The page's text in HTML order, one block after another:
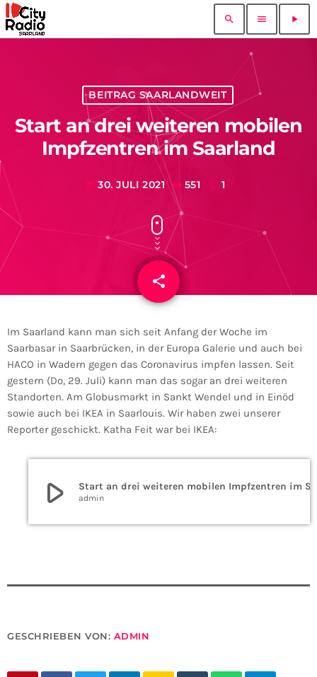
search menu play_arrow
BEITRAG SAARLANDWEIT
Start an drei weiteren mobilen
Impfzentren im Saarland
today 30. JULI 2021 551 1
share
email
Im Saarland kann man sich seit Anfang der Woche im
Saarbasar in Saarbrücken, in der Europa Galerie und auch bei
HACO in Wadern gegen das Coronavirus impfen lassen. Seit
gestern (Do, 29. Juli) kann man das sogar an drei weiteren
Standorten. Am Globusmarkt in Sankt Wendel und in Einöd
sowie auch bei IKEA in Saarlouis. Wir haben zwei unserer
Reporter geschickt. Katha Feit war bei IKEA:
play_arrow admin
GESCHRIEBEN VON: ADMIN